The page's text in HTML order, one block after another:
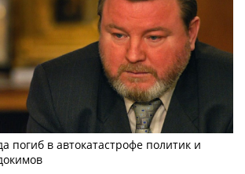
погиб в автокатастрофе политик и